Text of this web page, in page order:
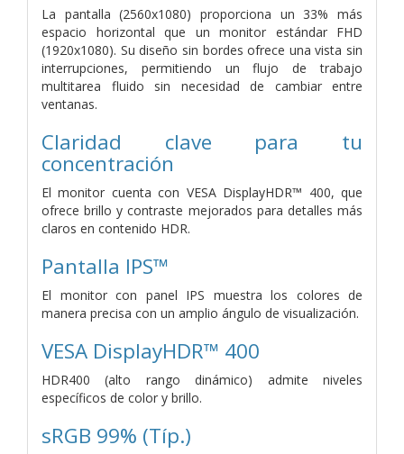
La pantalla (2560x1080) proporciona un 33% más
espacio horizontal que un monitor estándar FHD
(1920x1080). Su diseño sin bordes ofrece una vista sin
interrupciones, permitiendo un flujo de trabajo
multitarea fluido sin necesidad de cambiar entre
ventanas.
Claridad clave para tu
concentración
El monitor cuenta con VESA DisplayHDR™ 400, que
ofrece brillo y contraste mejorados para detalles más
claros en contenido HDR.
Pantalla IPS™
El monitor con panel IPS muestra los colores de
manera precisa con un amplio ángulo de visualización.
VESA DisplayHDR™ 400
HDR400 (alto rango dinámico) admite niveles
específicos de color y brillo.
sRGB 99% (Típ.)